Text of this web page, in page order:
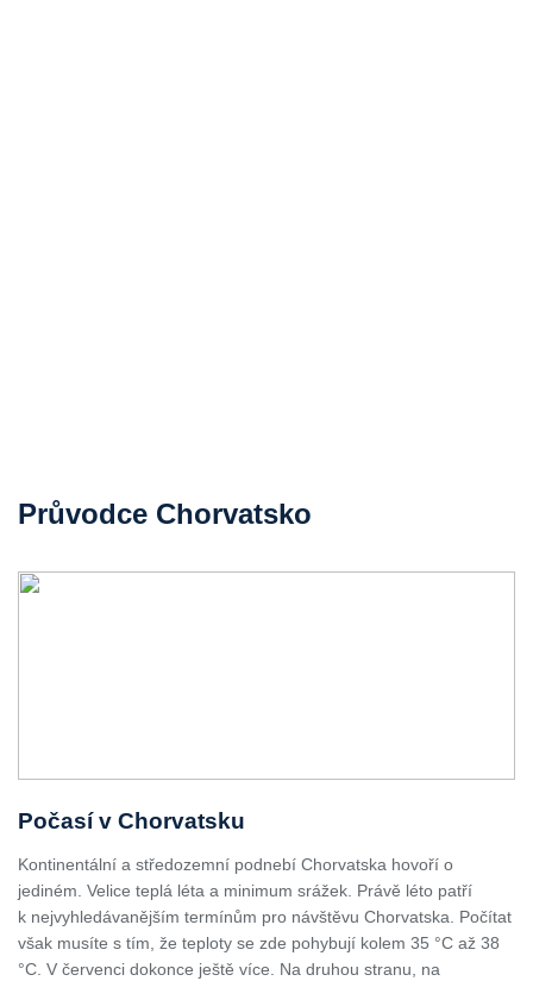
Průvodce Chorvatsko
Počasí v Chorvatsku
Kontinentální a středozemní podnebí Chorvatska hovoří o
jediném. Velice teplá léta a minimum srážek. Právě léto patří
k nejvyhledávanějším termínům pro návštěvu Chorvatska. Počítat
však musíte s tím, že teploty se zde pohybují kolem 35 °C až 38
°C. V červenci dokonce ještě více. Na druhou stranu, na